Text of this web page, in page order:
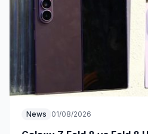
News 01/08/2026